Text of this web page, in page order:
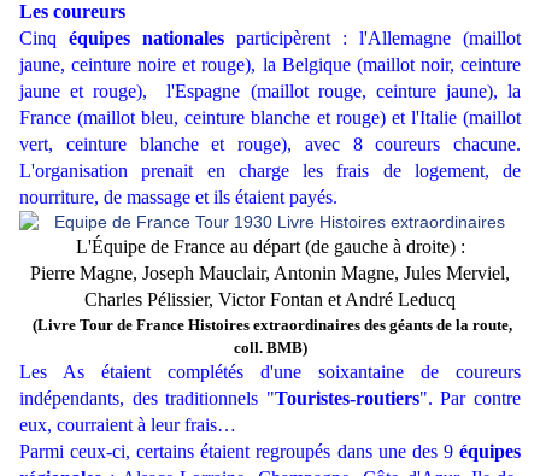
Les coureurs
Cinq équipes nationales participèrent : l'Allemagne (maillot
jaune, ceinture noire et rouge), la Belgique (maillot noir, ceinture
jaune et rouge), l'Espagne (maillot rouge, ceinture jaune), la
France (maillot bleu, ceinture blanche et rouge) et l'Italie (maillot
vert, ceinture blanche et rouge), avec 8 coureurs chacune.
L'organisation prenait en charge les frais de logement, de
nourriture, de massage et ils étaient payés.
L'Équipe de France au départ (de gauche à droite) :
Pierre Magne, Joseph Mauclair, Antonin Magne, Jules Merviel,
Charles Pélissier, Victor Fontan et André Leducq
(Livre Tour de France Histoires extraordinaires des géants de la route,
coll. BMB)
Les As étaient complétés d'une soixantaine de coureurs
indépendants, des traditionnels "Touristes-routiers". Par contre
eux, courraient à leur frais…
Parmi ceux-ci, certains étaient regroupés dans une des 9 équipes